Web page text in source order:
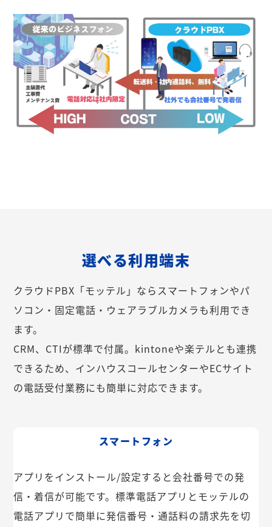
選べる利用端末
クラウドPBX「モッテル」ならスマートフォンやパ
ソコン・固定電話・ウェアラブルカメラも利用でき
ます。
CRM、CTIが標準で付属。kintoneや楽テルとも連携
できるため、インハウスコールセンターやECサイト
の電話受付業務にも簡単に対応できます。
スマートフォン
アプリをインストール/設定すると会社番号での発
信・着信が可能です。標準電話アプリとモッテルの
電話アプリで簡単に発信番号・通話料の請求先を切